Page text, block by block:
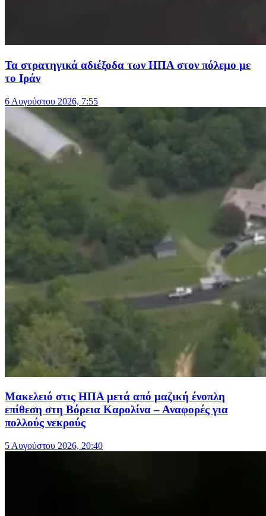
Τα στρατηγικά αδιέξοδα των ΗΠΑ στον πόλεμο με
το Ιράν
6 Αυγούστου 2026, 7:55
Μακελειό στις ΗΠΑ μετά από μαζική ένοπλη
επίθεση στη Βόρεια Καρολίνα – Αναφορές για
πολλούς νεκρούς
5 Αυγούστου 2026, 20:40